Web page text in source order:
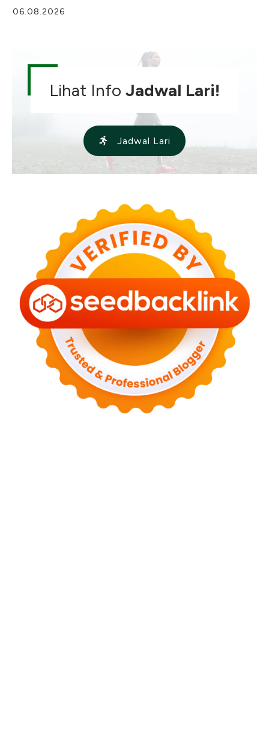
06.08.2026
Lihat Info Jadwal Lari!
Jadwal Lari